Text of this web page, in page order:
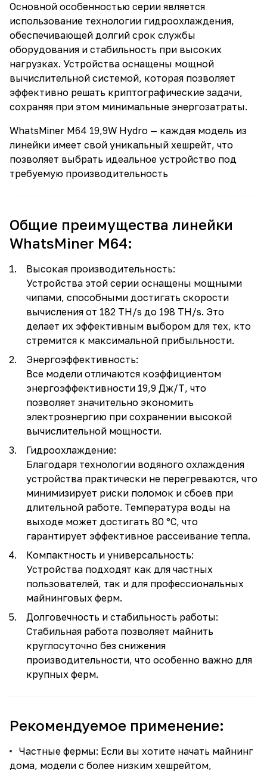
Основной особенностью серии является
использование технологии гидроохлаждения,
обеспечивающей долгий срок службы
оборудования и стабильность при высоких
нагрузках. Устройства оснащены мощной
вычислительной системой, которая позволяет
эффективно решать криптографические задачи,
сохраняя при этом минимальные энергозатраты.
WhatsMiner M64 19,9W Hydro — каждая модель из
линейки имеет свой уникальный хешрейт, что
позволяет выбрать идеальное устройство под
требуемую производительность
Общие преимущества линейки
WhatsMiner M64:
Высокая производительность:
Устройства этой серии оснащены мощными
чипами, способными достигать скорости
вычисления от 182 TH/s до 198 TH/s. Это
делает их эффективным выбором для тех, кто
стремится к максимальной прибыльности.
Энергоэффективность:
Все модели отличаются коэффициентом
энергоэффективности 19,9 Дж/Т, что
позволяет значительно экономить
электроэнергию при сохранении высокой
вычислительной мощности.
Гидроохлаждение:
Благодаря технологии водяного охлаждения
устройства практически не перегреваются, что
минимизирует риски поломок и сбоев при
длительной работе. Температура воды на
выходе может достигать 80 °C, что
гарантирует эффективное рассеивание тепла.
Компактность и универсальность:
Устройства подходят как для частных
пользователей, так и для профессиональных
майнинговых ферм.
Долговечность и стабильность работы:
Стабильная работа позволяет майнить
круглосуточно без снижения
производительности, что особенно важно для
крупных ферм.
Рекомендуемое применение:
Частные фермы: Если вы хотите начать майнинг
дома, модели с более низким хешрейтом,